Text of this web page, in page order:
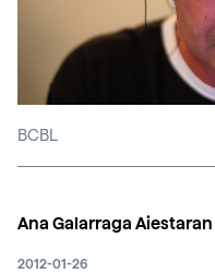
BCBL
Ana Galarraga Aiestaran
2012-01-26